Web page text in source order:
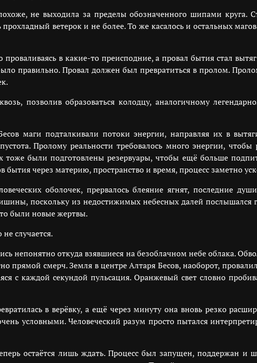
не выходила за пределы обозначенного шипами круга.
ветерок и не более. То же касалось и остальных
в какие-то преисподние, а провал бытия стал
правильно. Провал должен был превратиться в пролом.
позволив образоваться колодцу, аналогичному
маги подталкивали потоки энергии, направляя их в
Пролому реальности требовалось много энергии,
были подготовлены резервуары, чтобы ещё больше
бытия через материю, пространство и время, процесс заметно
оболочек, прервалось блеяние ягнят, последние
поскольку из недостижимых небесных далей послышался
были новые жертвы.
случается.
непонятно откуда взявшиеся на безоблачном небе облака.
прямой смерч. Земля в центре Алтаря Бесов, наоборот,
с каждой секундой пульсация. Оранжевый свет словно
в верёвку, а ещё через минуту она вновь резко
условными. Человеческий разум просто пытался
остаётся лишь ждать. Процесс был запущен, поддержан и